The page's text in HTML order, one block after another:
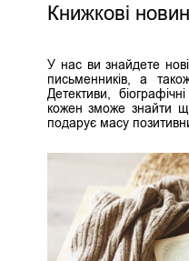
Книжкові
У нас ви знайдете
письменників, а
Детективи,
кожен зможе знайти
подарує масу